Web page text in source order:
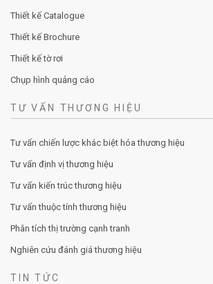
Thiết kế Catalogue
Thiết kế Brochure
Thiết kế tờ rơi
Chụp hình quảng cáo
TƯ VẤN THƯƠNG HIỆU
Tư vấn chiến lược khác biệt hóa thương hiệu
Tư vấn định vị thương hiệu
Tư vấn kiến trúc thương hiệu
Tư vấn thuộc tính thương hiệu
Phân tích thị trường cạnh tranh
Nghiên cứu đánh giá thương hiệu
TIN TỨC